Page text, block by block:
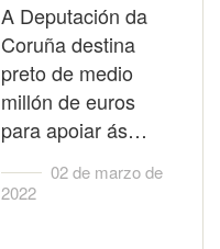
A Deputación da
Coruña destina
preto de medio
millón de euros
para apoiar ás…
02 de marzo de
2022